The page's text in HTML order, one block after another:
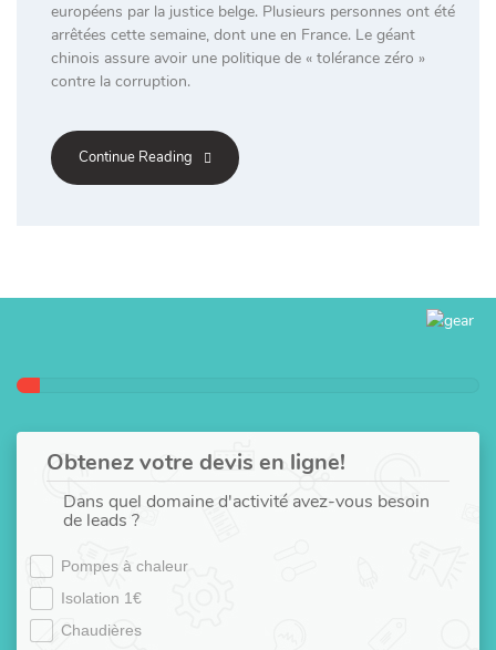
européens par la justice belge. Plusieurs personnes ont été
arrêtées cette semaine, dont une en France. Le géant
chinois assure avoir une politique de « tolérance zéro »
contre la corruption.
Continue Reading
Obtenez votre devis en ligne!
Dans quel domaine d'activité avez-vous besoin
de leads ?
Pompes à chaleur
Isolation 1€
Chaudières